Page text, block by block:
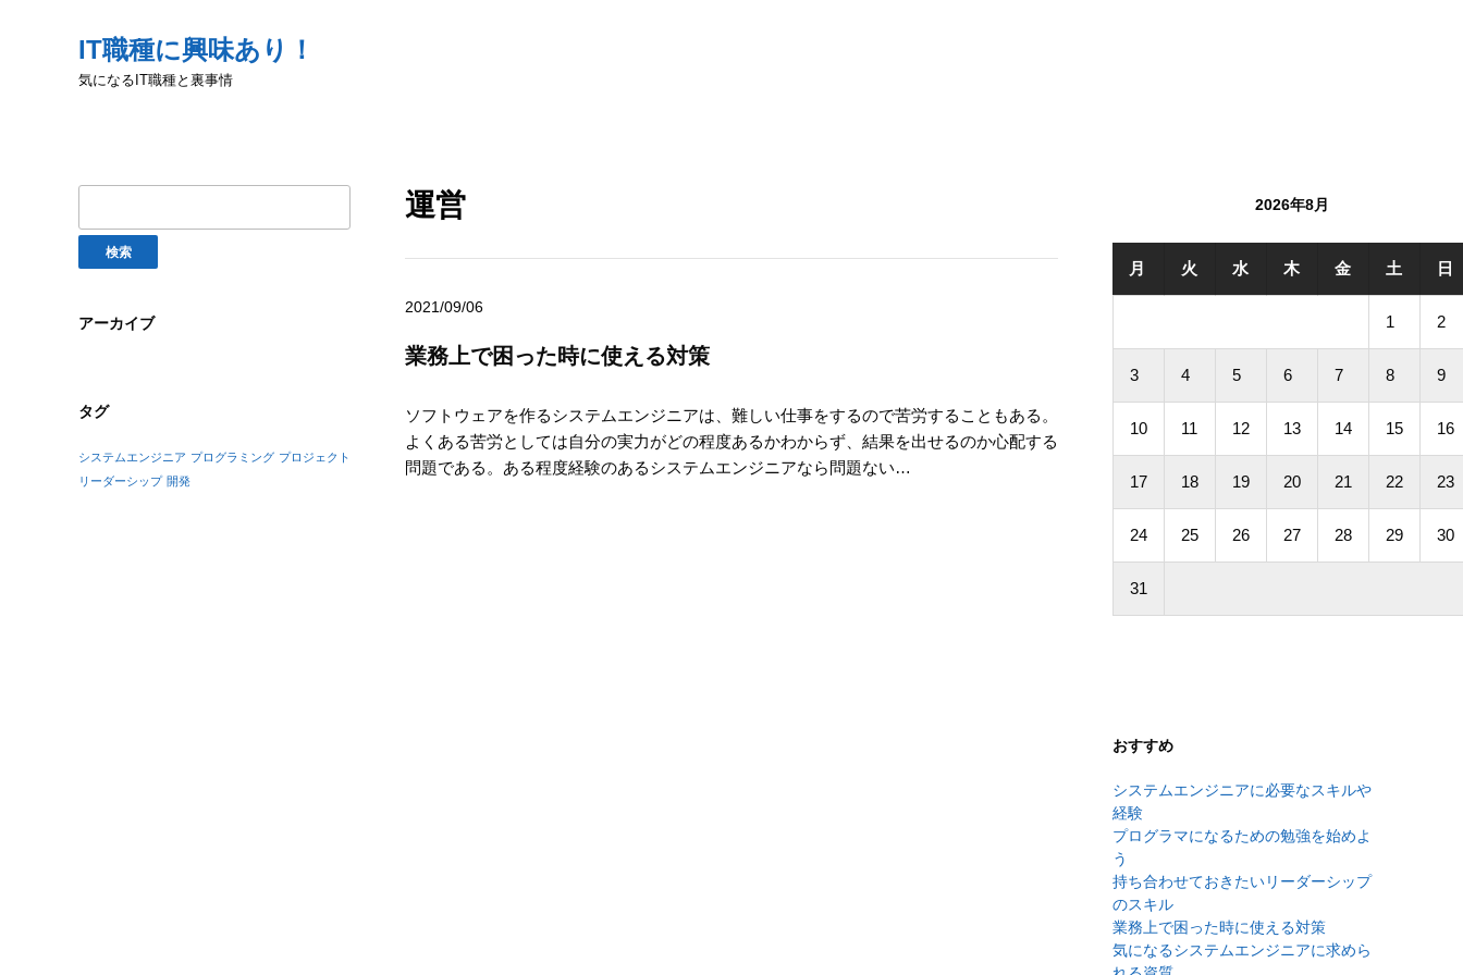
IT職種に興味あり！
気になるIT職種と裏事情
アーカイブ
タグ
システムエンジニア プログラミング プロジェクト
リーダーシップ 開発
運営
2021/09/06
業務上で困った時に使える対策
ソフトウェアを作るシステムエンジニアは、難しい仕事をするので苦労することもある。
よくある苦労としては自分の実力がどの程度あるかわからず、結果を出せるのか心配する
問題である。ある程度経験のあるシステムエンジニアなら問題ない…
2026年8月
月 火 水 木 金 土 日
1 2
3 4 5 6 7 8 9
10 11 12 13 14 15 16
17 18 19 20 21 22 23
24 25 26 27 28 29 30
31
おすすめ
システムエンジニアに必要なスキルや
経験
プログラマになるための勉強を始めよ
う
持ち合わせておきたいリーダーシップ
のスキル
業務上で困った時に使える対策
気になるシステムエンジニアに求めら